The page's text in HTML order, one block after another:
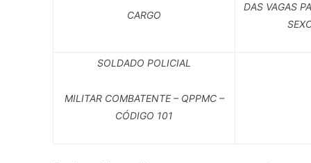
CARGO
DAS VAGAS
SOLDADO POLICIAL
MILITAR COMBATENTE – QPPMC –
CÓDIGO 101